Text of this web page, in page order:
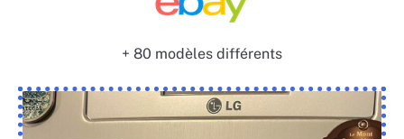
+ 80 modèles différents